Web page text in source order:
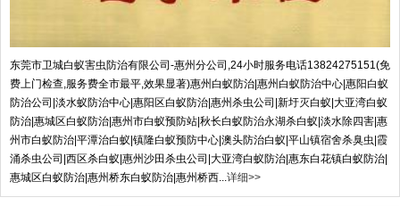
东莞市卫城白蚁害虫防治有限公司-惠州分公司,24小时服务电话13824275151(免
费上门检查,服务费全市最平,效果显著)惠州白蚁防治|惠州白蚁防治中心|惠阳白蚁
防治公司|淡水蚁防治中心|惠阳区白蚁防治|惠州杀虫公司|新圩灭白蚁|大亚湾白蚁
防治|惠城区白蚁防治|惠州市白蚁预防站|秋长白蚁防治永湖杀白蚁|淡水除四害|惠
州市白蚁防治|平潭治白蚁|镇隆白蚁预防中心|澳头防治白蚁|平山镇宿舍杀臭虫|霞
涌杀虫公司|西区杀白蚁|惠州沙田杀虫公司|大亚湾白蚁防治|惠东白花镇白蚁防治|
惠城区白蚁防治|惠州桥东白蚁防治|惠州桥西... 详细>>